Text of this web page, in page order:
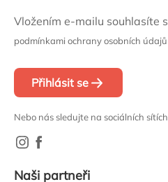
Vložením e-mailu souhlasíte s
podmínkami ochrany osobních údajů
Přihlásit se
Nebo nás sledujte na sociálních sítích
Naši partneři